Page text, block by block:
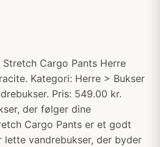
Stretch Cargo Pants Herre
Kategori: Herre > Bukser
Pris: 549.00 kr.
der følger dine
Cargo Pants er et godt
vandrebukser, der byder